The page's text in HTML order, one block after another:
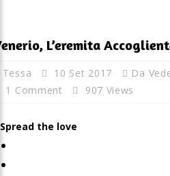
L’eremita
Tessa 10 Set 2017 Da
1 Comment
907 Views
Spread the love